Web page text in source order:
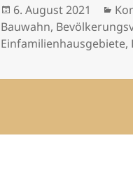
Veröffentlicht
am
6. August 2021
Bauwahn,
Einfamilienhausgebiete,